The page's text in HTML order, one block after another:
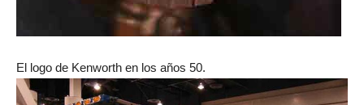
El logo de Kenworth en los años 50.